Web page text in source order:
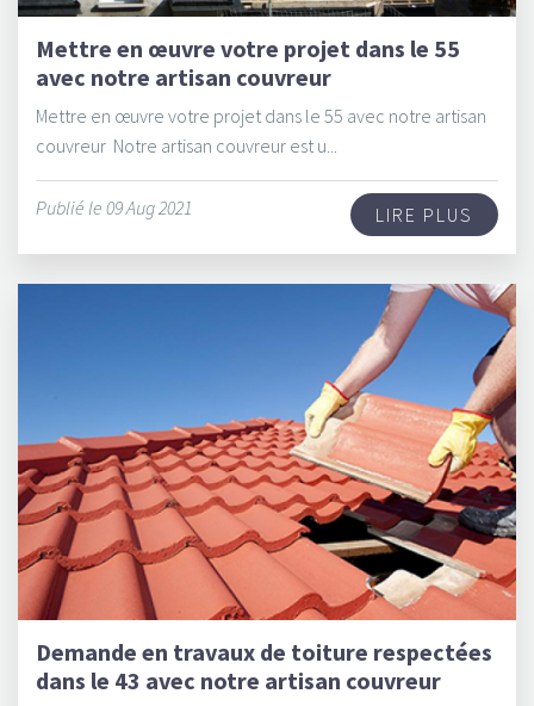
Mettre en œuvre votre projet dans le 55
avec notre artisan couvreur
Mettre en œuvre votre projet dans le 55 avec notre artisan
couvreur Notre artisan couvreur est u...
Publié le 09 Aug 2021 LIRE PLUS
Demande en travaux de toiture respectées
dans le 43 avec notre artisan couvreur